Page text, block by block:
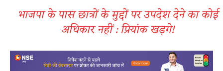
भाजपा के पास छात्रों के मुद्दों पर उपदेश देने का कोई
अधिकार नहीं : प्रियांक खड़गे!